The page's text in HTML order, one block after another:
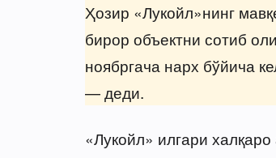
Ҳозир «Лукойл»нинг
бирор объектни сотиб
ноябргача нарх бўйича
— деди.
«Лукойл» илгари